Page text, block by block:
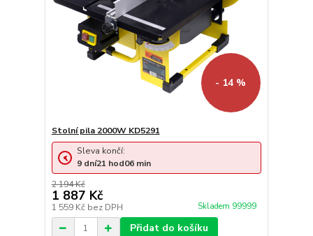
- 14 %
Stolní pila 2000W KD5291
2 194 Kč
1 887 Kč
1 559 Kč bez DPH Skladem 99999
Sleva končí:
9 dní21 hod06 min
Přidat do košíku